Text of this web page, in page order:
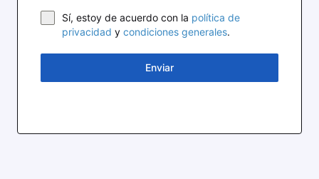
Sí, estoy de acuerdo con la política de
privacidad y condiciones generales.
Enviar